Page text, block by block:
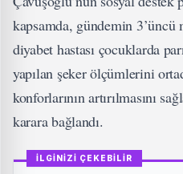
kapsamda, gündemin
diyabet hastası çocuklarda
yapılan şeker ölçümlerini
konforlarının artırılmasını
karara bağlandı.
İLGİNİZİ ÇEKEBİLİR